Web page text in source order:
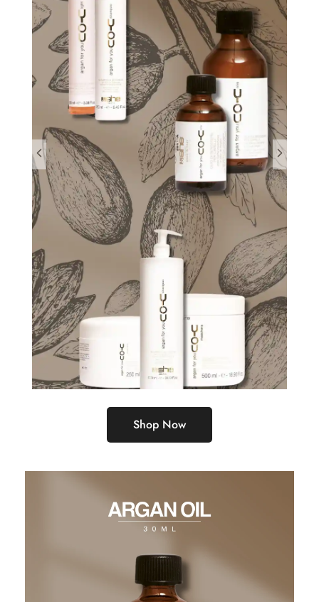
Shop Now